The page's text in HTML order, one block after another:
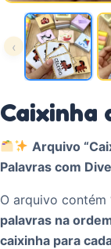
‹
Caixinha
Arquivo
Palavras com
O arquivo contém
palavras na
caixinha para